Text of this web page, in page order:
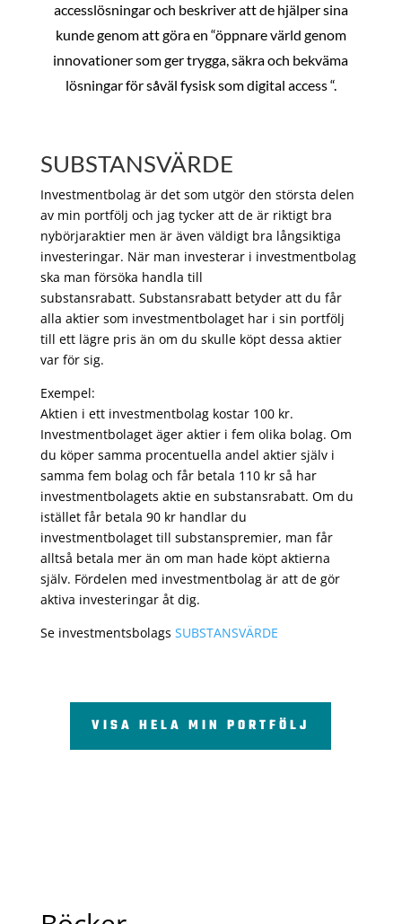
accesslösningar och beskriver att de hjälper sina
kunde genom att göra en “öppnare värld genom
innovationer som ger trygga, säkra och bekväma
lösningar för såväl fysisk som digital access “.
SUBSTANSVÄRDE
Investmentbolag är det som utgör den största delen
av min portfölj och jag tycker att de är riktigt bra
nybörjaraktier men är även väldigt bra långsiktiga
investeringar. När man investerar i investmentbolag
ska man försöka handla till
substansrabatt. Substansrabatt betyder att du får
alla aktier som investmentbolaget har i sin portfölj
till ett lägre pris än om du skulle köpt dessa aktier
var för sig.
Exempel:
Aktien i ett investmentbolag kostar 100 kr.
Investmentbolaget äger aktier i fem olika bolag. Om
du köper samma procentuella andel aktier själv i
samma fem bolag och får betala 110 kr så har
investmentbolagets aktie en substansrabatt. Om du
istället får betala 90 kr handlar du
investmentbolaget till substanspremier, man får
alltså betala mer än om man hade köpt aktierna
själv. Fördelen med investmentbolag är att de gör
aktiva investeringar åt dig.
Se investmentsbolags SUBSTANSVÄRDE
VISA HELA MIN PORTFÖLJ